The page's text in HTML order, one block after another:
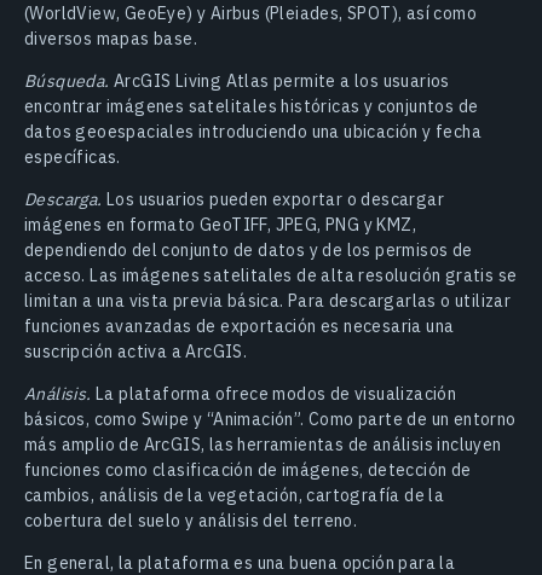
(WorldView, GeoEye) y Airbus (Pleiades, SPOT), así como
diversos mapas base.
Búsqueda. ArcGIS Living Atlas permite a los usuarios
encontrar imágenes satelitales históricas y conjuntos de
datos geoespaciales introduciendo una ubicación y fecha
específicas.
Descarga. Los usuarios pueden exportar o descargar
imágenes en formato GeoTIFF, JPEG, PNG y KMZ,
dependiendo del conjunto de datos y de los permisos de
acceso. Las imágenes satelitales de alta resolución gratis se
limitan a una vista previa básica. Para descargarlas o utilizar
funciones avanzadas de exportación es necesaria una
suscripción activa a ArcGIS.
Análisis. La plataforma ofrece modos de visualización
básicos, como Swipe y “Animación”. Como parte de un entorno
más amplio de ArcGIS, las herramientas de análisis incluyen
funciones como clasificación de imágenes, detección de
cambios, análisis de la vegetación, cartografía de la
cobertura del suelo y análisis del terreno.
En general, la plataforma es una buena opción para la